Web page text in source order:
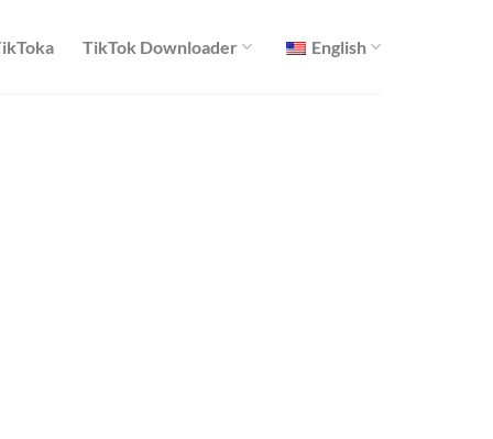
TikTok Downloader English